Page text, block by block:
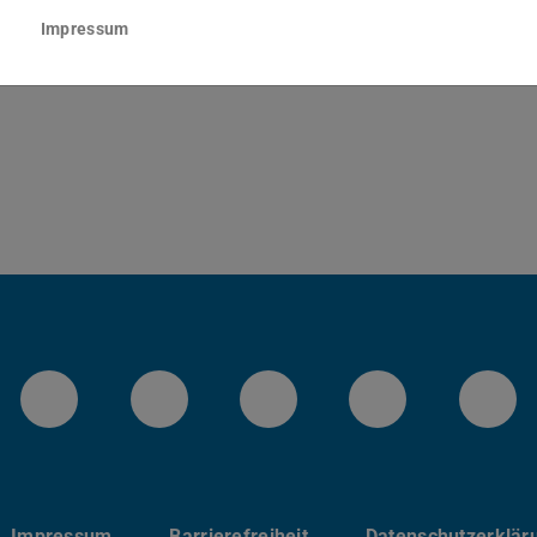
25
Instagram-Kanal von etit
Facebookpage von etit
YouTube-Channel
LinkedIn-
Impressum